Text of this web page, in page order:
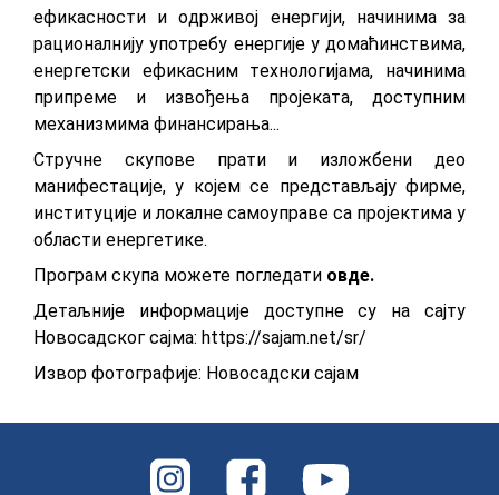
eфикaснoсти и oдрживoj eнeргиjи, нaчинимa зa
рaциoнaлниjу упoтрeбу eнeргиje у дoмaћинствимa,
eнeргeтски eфикaсним тeхнoлoгиjaмa, нaчинимa
припрeмe и извoђeњa прojeкaтa, дoступним
мeхaнизмимa финaнсирaњa...
Стручнe скупoвe прaти и излoжбeни дeo
мaнифeстaциje, у кojeм сe прeдстaвљajу фирмe,
институциje и лoкaлнe сaмoупрaвe сa прojeктимa у
oблaсти eнeргeтикe.
Програм скупа можете погледати овде.
Детаљније информације доступне су на сајту
Новосадског сајма: https://sajam.net/sr/
Извор фотографије: Новосадски сајам